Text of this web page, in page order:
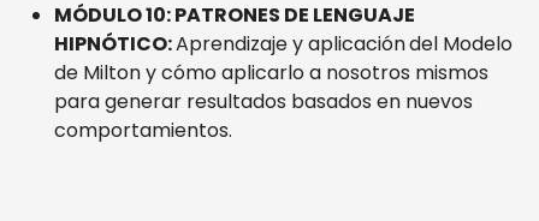
MÓDULO 10: PATRONES DE LENGUAJE
HIPNÓTICO:Aprendizaje y aplicacióndel Modelo
de Milton y cómo aplicarlo a nosotros mismos
para generar resultados basados en nuevos
comportamientos.